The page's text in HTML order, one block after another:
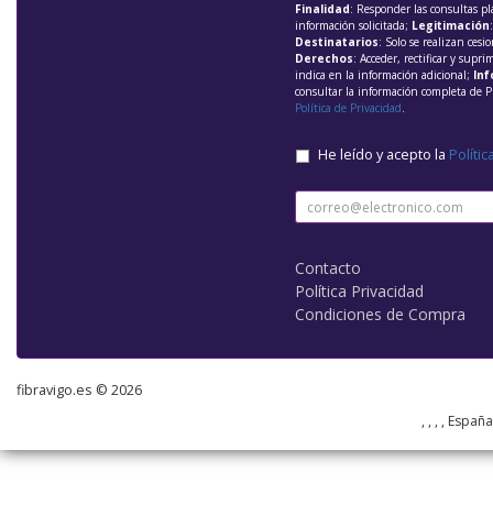
Finalidad: Responder las consultas
información solicitada; Legitimación
Destinatarios: Solo se realizan
Derechos: Acceder, rectificar y
indica en la información adicional;
consultar la información completa de
Política de Privacidad.
He leído y acepto la
Contacto
Política Privacidad
Condiciones de Compra
fibravigo.es © 2026
, , , ,